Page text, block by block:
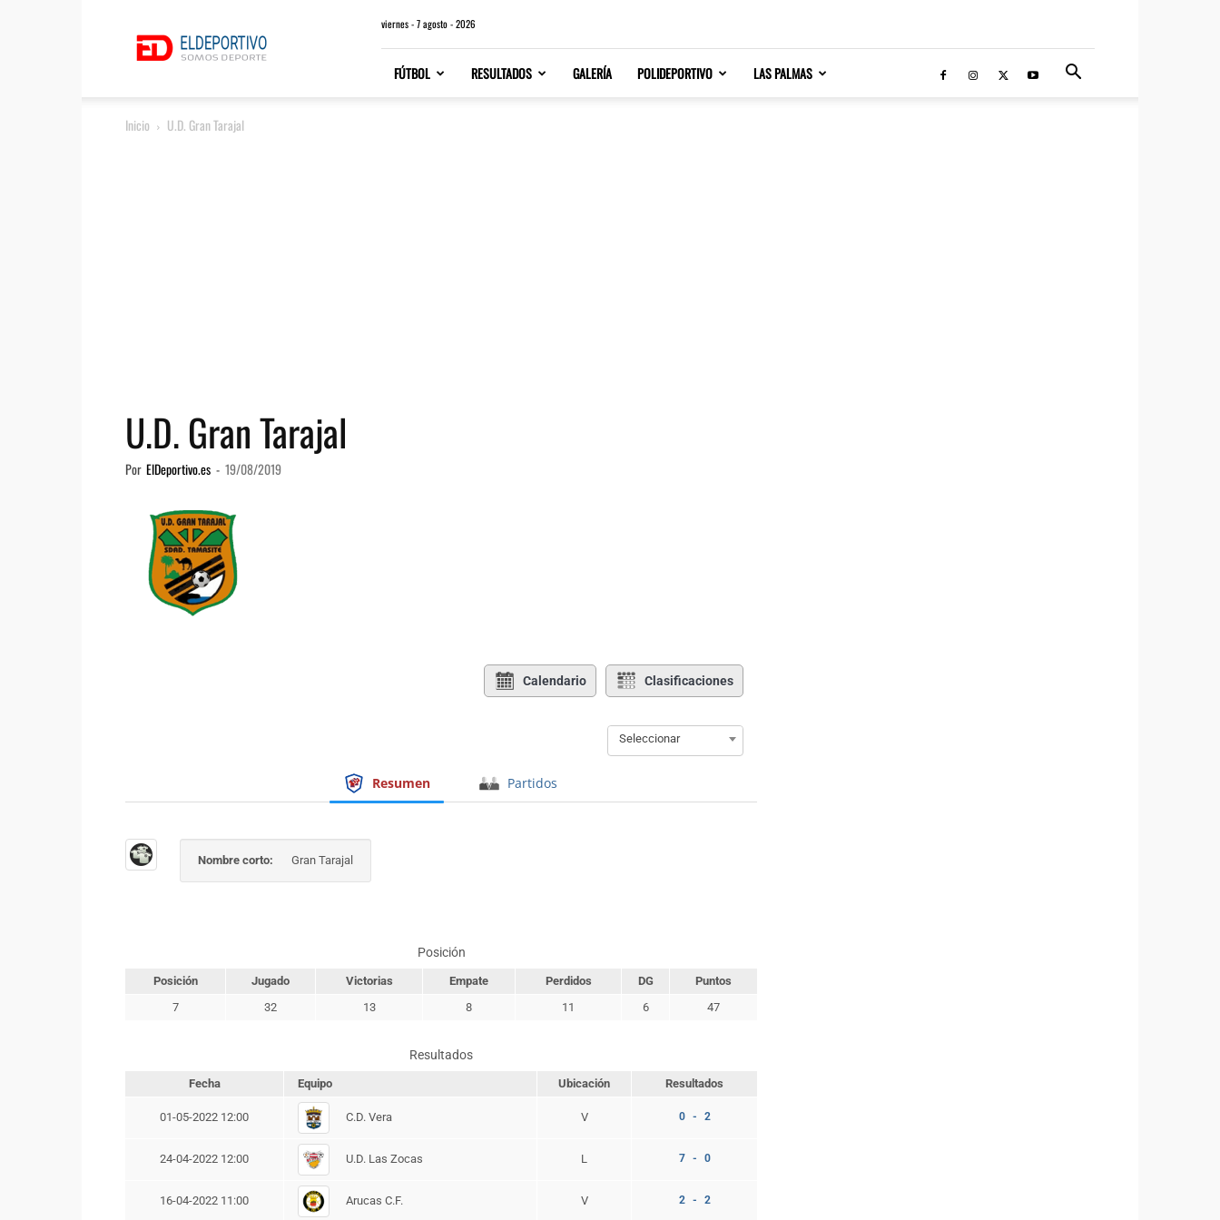
viernes - 7 agosto - 2026
FÚTBOL RESULTADOS GALERÍA POLIDEPORTIVO LAS PALMAS
Inicio U.D. Gran Tarajal
U.D. Gran Tarajal
Por ElDeportivo.es - 19/08/2019
Calendario Clasificaciones
Seleccionar
Resumen Partidos
Nombre corto: Gran Tarajal
Posición
Posición Jugado Victorias Empate Perdidos DG
Puntos
7
32 13 8 11 6 47
Resultados
Fecha Equipo Ubicación Resultados
01-05-2022 12:00 C.D. Vera V 0 - 2
24-04-2022 12:00 U.D. Las Zocas L 7 - 0
16-04-2022 11:00 Arucas C.F. V 2 - 2